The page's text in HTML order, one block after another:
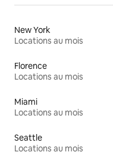
New York
Locations au mois
Florence
Locations au mois
Miami
Locations au mois
Seattle
Locations au mois